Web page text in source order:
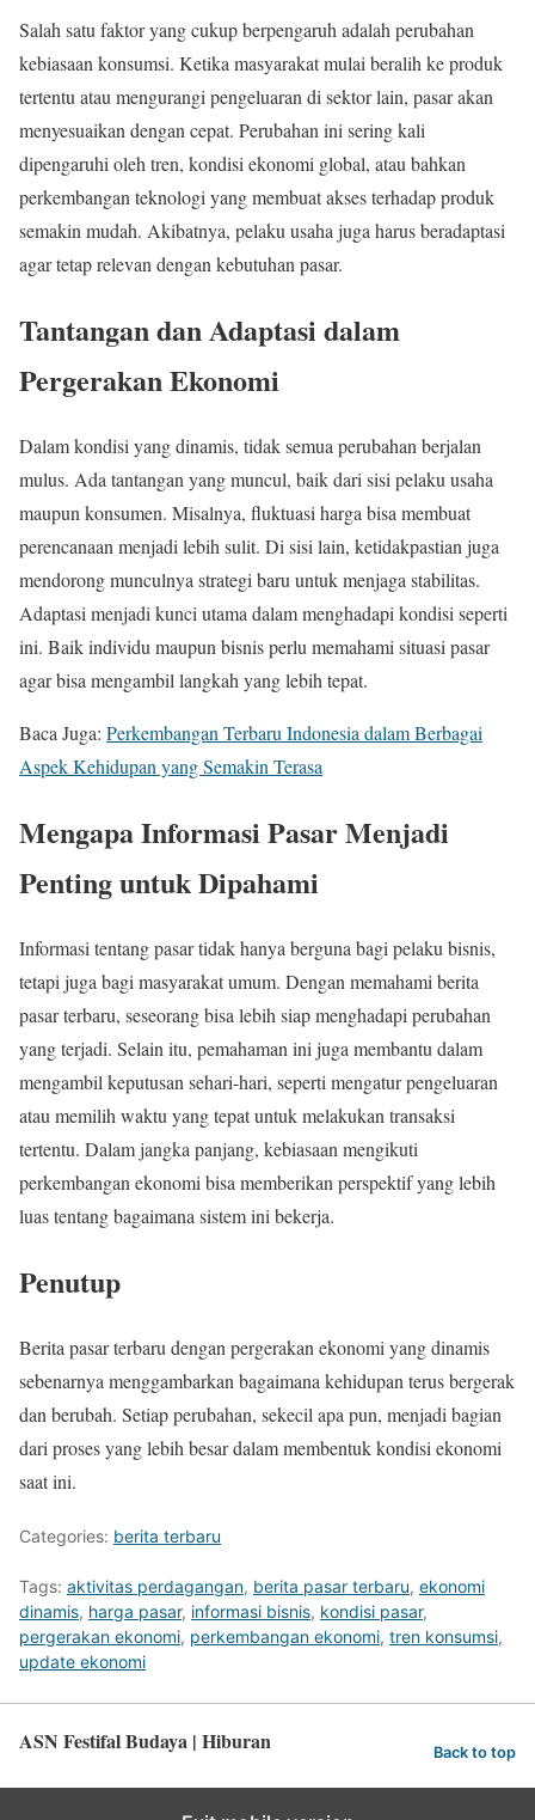
Salah satu faktor yang cukup berpengaruh adalah perubahan
kebiasaan konsumsi. Ketika masyarakat mulai beralih ke produk
tertentu atau mengurangi pengeluaran di sektor lain, pasar akan
menyesuaikan dengan cepat. Perubahan ini sering kali
dipengaruhi oleh tren, kondisi ekonomi global, atau bahkan
perkembangan teknologi yang membuat akses terhadap produk
semakin mudah. Akibatnya, pelaku usaha juga harus beradaptasi
agar tetap relevan dengan kebutuhan pasar.
Tantangan dan Adaptasi dalam
Pergerakan Ekonomi
Dalam kondisi yang dinamis, tidak semua perubahan berjalan
mulus. Ada tantangan yang muncul, baik dari sisi pelaku usaha
maupun konsumen. Misalnya, fluktuasi harga bisa membuat
perencanaan menjadi lebih sulit. Di sisi lain, ketidakpastian juga
mendorong munculnya strategi baru untuk menjaga stabilitas.
Adaptasi menjadi kunci utama dalam menghadapi kondisi seperti
ini. Baik individu maupun bisnis perlu memahami situasi pasar
agar bisa mengambil langkah yang lebih tepat.
Baca Juga: Perkembangan Terbaru Indonesia dalam Berbagai
Aspek Kehidupan yang Semakin Terasa
Mengapa Informasi Pasar Menjadi
Penting untuk Dipahami
Informasi tentang pasar tidak hanya berguna bagi pelaku bisnis,
tetapi juga bagi masyarakat umum. Dengan memahami berita
pasar terbaru, seseorang bisa lebih siap menghadapi perubahan
yang terjadi. Selain itu, pemahaman ini juga membantu dalam
mengambil keputusan sehari-hari, seperti mengatur pengeluaran
atau memilih waktu yang tepat untuk melakukan transaksi
tertentu. Dalam jangka panjang, kebiasaan mengikuti
perkembangan ekonomi bisa memberikan perspektif yang lebih
luas tentang bagaimana sistem ini bekerja.
Penutup
Berita pasar terbaru dengan pergerakan ekonomi yang dinamis
sebenarnya menggambarkan bagaimana kehidupan terus bergerak
dan berubah. Setiap perubahan, sekecil apa pun, menjadi bagian
dari proses yang lebih besar dalam membentuk kondisi ekonomi
saat ini.
Categories: berita terbaru
Tags: aktivitas perdagangan, berita pasar terbaru, ekonomi
dinamis, harga pasar, informasi bisnis, kondisi pasar,
pergerakan ekonomi, perkembangan ekonomi, tren konsumsi,
update ekonomi
ASN Festifal Budaya | Hiburan Back to top